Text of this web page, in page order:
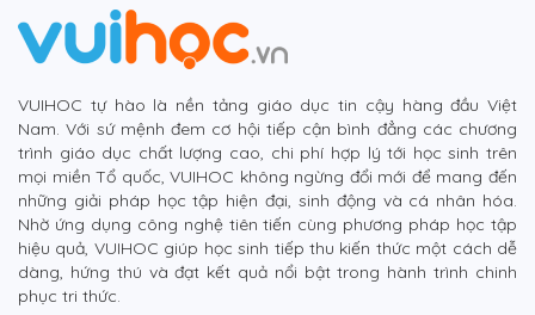
VUIHOC tự hào là nền tảng giáo dục tin cậy hàng đầu Việt
Nam. Với sứ mệnh đem cơ hội tiếp cận bình đẳng các chương
trình giáo dục chất lượng cao, chi phí hợp lý tới học sinh trên
mọi miền Tổ quốc, VUIHOC không ngừng đổi mới để mang đến
những giải pháp học tập hiện đại, sinh động và cá nhân hóa.
Nhờ ứng dụng công nghệ tiên tiến cùng phương pháp học tập
hiệu quả, VUIHOC giúp học sinh tiếp thu kiến thức một cách dễ
dàng, hứng thú và đạt kết quả nổi bật trong hành trình chinh
phục tri thức.